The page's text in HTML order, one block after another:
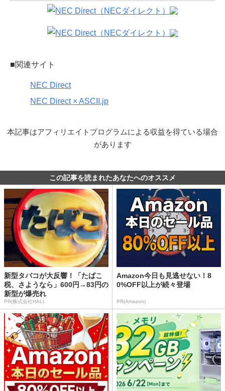
■関連サイト
NEC Direct
NEC Direct × ASCII.jp
本記事はアフィリエイトプログラムによる収益を得ている場合
があります
この記事を読まれたあなたへのオススメ
新型タバコが大反響！「たばこ
税、さようなら」600円→83円の
新型が爆売れ
PR(株式会社HAL)
Amazon今日も見逃せない！8
0%OFF以上が続々登場
PR(Amazon)